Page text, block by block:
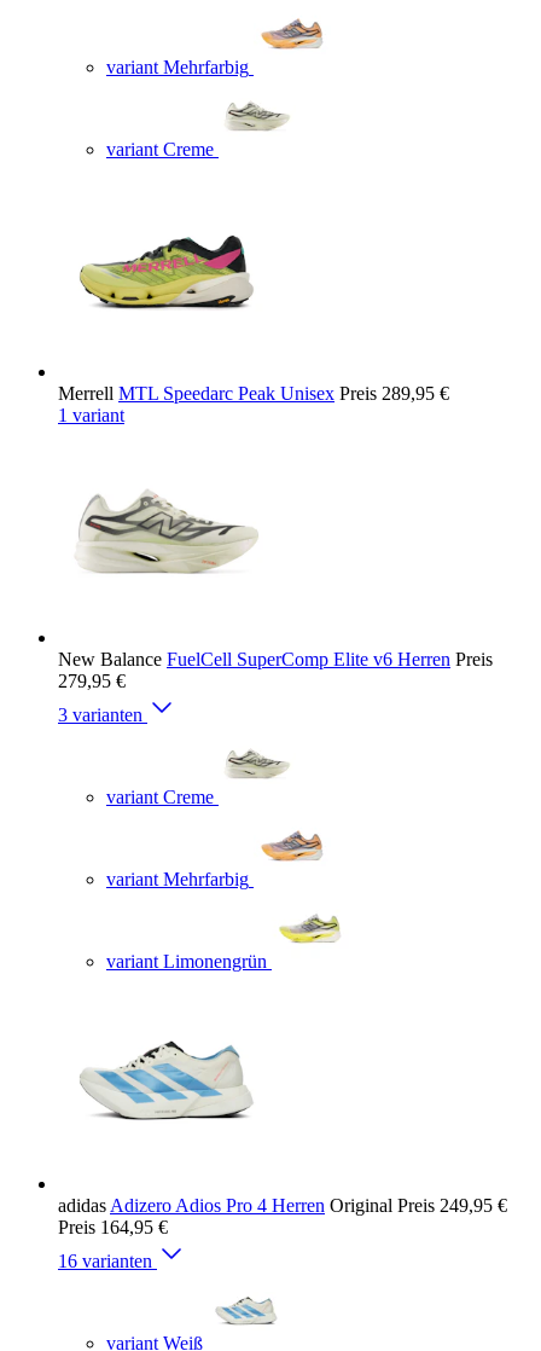
variant Mehrfarbig
variant Creme
Merrell MTL Speedarc Peak Unisex Preis 289,95 €
1 variant
New Balance FuelCell SuperComp Elite v6 Herren Preis
279,95 €
3 varianten
variant Creme
variant Mehrfarbig
variant Limonengrün
adidas Adizero Adios Pro 4 Herren Original Preis 249,95 €
Preis 164,95 €
16 varianten
variant Weiß